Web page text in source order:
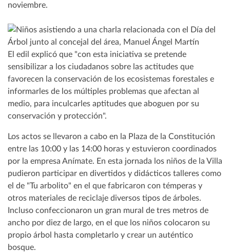
noviembre.
El edil explicó que "con esta iniciativa se pretende
sensibilizar a los ciudadanos sobre las actitudes que
favorecen la conservación de los ecosistemas forestales e
informarles de los múltiples problemas que afectan al
medio, para inculcarles aptitudes que aboguen por su
conservación y protección".
Los actos se llevaron a cabo en la Plaza de la Constitución
entre las 10:00 y las 14:00 horas y estuvieron coordinados
por la empresa Anímate. En esta jornada los niños de la Villa
pudieron participar en divertidos y didácticos talleres como
el de "Tu arbolito" en el que fabricaron con témperas y
otros materiales de reciclaje diversos tipos de árboles.
Incluso confeccionaron un gran mural de tres metros de
ancho por diez de largo, en el que los niños colocaron su
propio árbol hasta completarlo y crear un auténtico
bosque.